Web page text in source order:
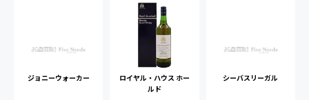
ジョニーウォーカー
ロイヤル・ハウス ホー
ルド
シーバスリーガル